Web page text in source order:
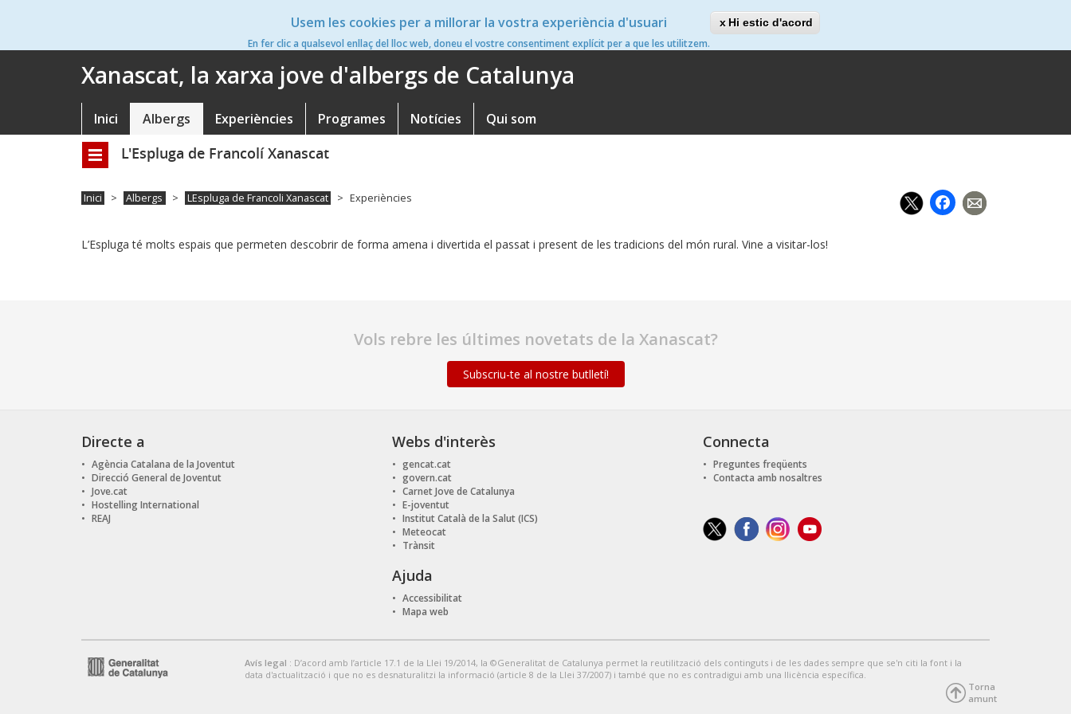
Usem les cookies per a millorar la vostra experiència d'usuari
En fer clic a qualsevol enllaç del lloc web, doneu el vostre consentiment explícit per a que les utilitzem.
Hi estic d'acord
en Cerca
Xanascat, la xarxa jove d'albergs de Catalunya
Navegació
principal
Inici Albergs Experiències Programes Notícies Qui som
ToggleL'Espluga de Francolí Xanascat
Inici Albergs LEspluga de Francoli Xanascat Experiències Facebook
L’Espluga té molts espais que permeten descobrir de forma amena i divertida el passat i present de les tradicions del món rural. Vine a visitar-los!
Vols rebre les últimes novetats de la Xanascat?
Subscriu-te al nostre butlletí!
Directe a
Agència Catalana de la Joventut
Direcció General de Joventut
Jove.cat
Hostelling International
REAJ
Webs d'interès
gencat.cat
govern.cat
Carnet Jove de Catalunya
E-joventut
Institut Català de la Salut (ICS)
Meteocat
Trànsit
Ajuda
Accessibilitat
Mapa web
Connecta
Preguntes freqüents
Contacta amb nosaltres
Avís legal : D’acord amb l’article 17.1 de la Llei 19/2014, la ©Generalitat de Catalunya permet la reutilització dels continguts i de les dades sempre que se'n citi la font i la
data d'actualització i que no es desnaturalitzi la informació (article 8 de la Llei 37/2007) i també que no es contradigui amb una llicència específica.
Torna
amunt